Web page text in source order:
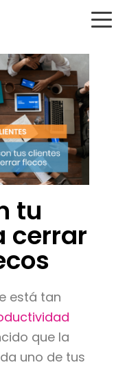
tu
cerrar
está tan
que la
uno de tus